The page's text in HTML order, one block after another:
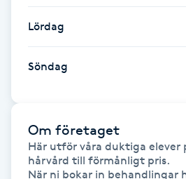
Klippning ungdom
Koppningsmassage
Kostrådgivning
Lördag
Söndag
Om företaget
Här utför våra duktiga elever
hårvård till förmånligt pris.
När ni bokar in behandlingar